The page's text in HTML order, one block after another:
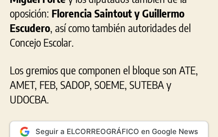
oposición: Florencia Saintout y Guillermo
Escudero , así como también autoridades del
Concejo Escolar.
Los gremios que componen el bloque son ATE,
AMET, FEB, SADOP, SOEME, SUTEBA y
UDOCBA.
Seguir a ELCORREOGRÁFICO en Google News